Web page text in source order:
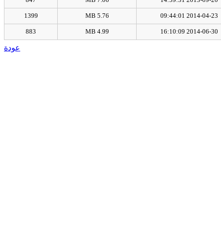
2014-04-23 09:44:01
5.76 MB
1399
2014-06-30 16:10:09
4.99 MB
883
عودة